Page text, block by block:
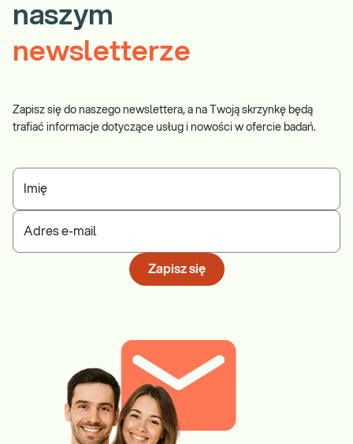
naszym
newsletterze
Zapisz się do naszego newslettera, a na Twoją skrzynkę będą
trafiać informacje dotyczące usług i nowości w ofercie badań.
Imię
Adres e-mail
Zapisz się